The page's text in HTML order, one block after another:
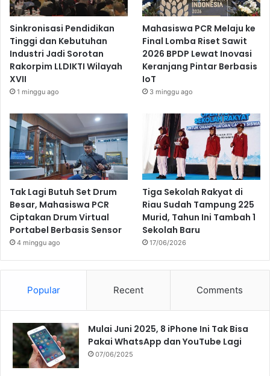
Sinkronisasi Pendidikan
Tinggi dan Kebutuhan
Industri Jadi Sorotan
Rakorpim LLDIKTI Wilayah
XVII
1 minggu ago
Mahasiswa PCR Melaju ke
Final Lomba Riset Sawit
2026 BPDP Lewat Inovasi
Keranjang Pintar Berbasis
IoT
3 minggu ago
Tak Lagi Butuh Set Drum
Besar, Mahasiswa PCR
Ciptakan Drum Virtual
Portabel Berbasis Sensor
4 minggu ago
Tiga Sekolah Rakyat di
Riau Sudah Tampung 225
Murid, Tahun Ini Tambah 1
Sekolah Baru
17/06/2026
Popular Recent Comments
Mulai Juni 2025, 8 iPhone Ini Tak Bisa
Pakai WhatsApp dan YouTube Lagi
07/06/2025